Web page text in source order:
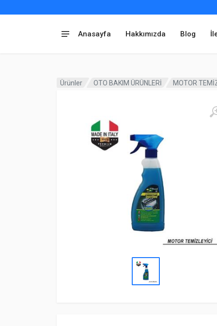
Anasayfa Hakkımızda Blog
Ürünler OTO BAKIM ÜRÜNLERİ MOTOR